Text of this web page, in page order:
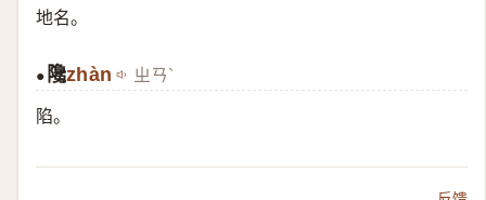
地名。
● 䧯zhàn ㄓㄢˋ
陷。